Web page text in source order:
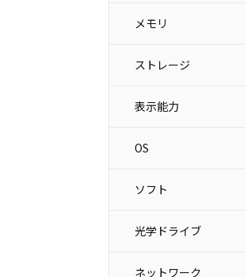
メモリ
ストレージ
表示能力
OS
ソフト
光学ドライブ
ネットワーク